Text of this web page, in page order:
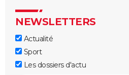
NEWSLETTERS
Actualité
Sport
Les dossiers d'actu